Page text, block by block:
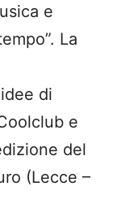
e
La
di
e
del
(Lecce –